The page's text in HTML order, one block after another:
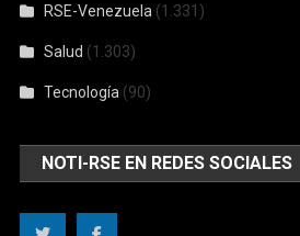
RSE-Venezuela (1.331)
Salud (1.303)
Tecnología (90)
NOTI-RSE EN REDES SOCIALES